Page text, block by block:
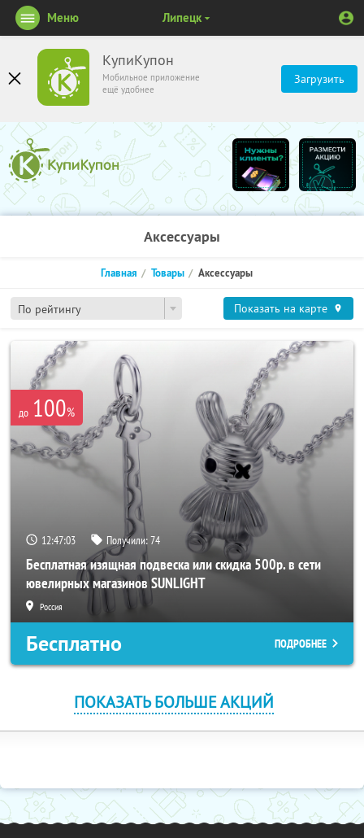
КупиКупон
Мобильное приложение
ещё удобнее
Загрузить
Меню Липецк
Аксессуары
По рейтингу
Главная Товары Аксессуары
Показать на карте
до 100%
12:47:03 Получили:74
Бесплатная изящная подвеска или скидка 500р. в сети
ювелирных магазинов SUNLIGHT
Россия
Бесплатно ПОДРОБНЕЕ
ПОКАЗАТЬ БОЛЬШЕ АКЦИЙ